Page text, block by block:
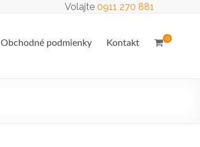
Volajte 0911 270 881
0
Obchodné podmienky Kontakt